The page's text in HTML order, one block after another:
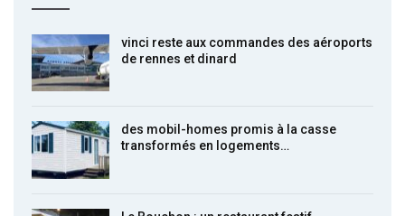
vinci reste aux commandes des aéroports
de rennes et dinard
des mobil-homes promis à la casse
transformés en logements…